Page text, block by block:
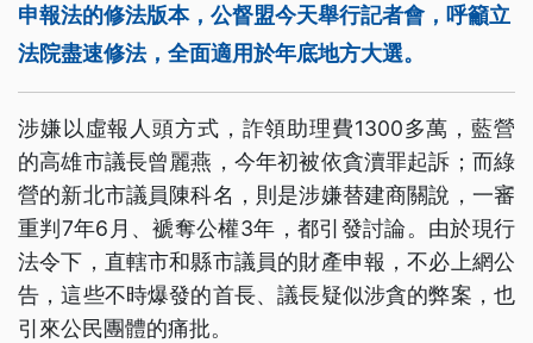
申報法的修法版本，公督盟今天舉行記者會，呼籲立
法院盡速修法，全面適用於年底地方大選。
涉嫌以虛報人頭方式，詐領助理費1300多萬，藍營
的高雄市議長曾麗燕，今年初被依貪瀆罪起訴；而綠
營的新北市議員陳科名，則是涉嫌替建商關說，一審
重判7年6月、褫奪公權3年，都引發討論。由於現行
法令下，直轄市和縣市議員的財產申報，不必上網公
告，這些不時爆發的首長、議長疑似涉貪的弊案，也
引來公民團體的痛批。